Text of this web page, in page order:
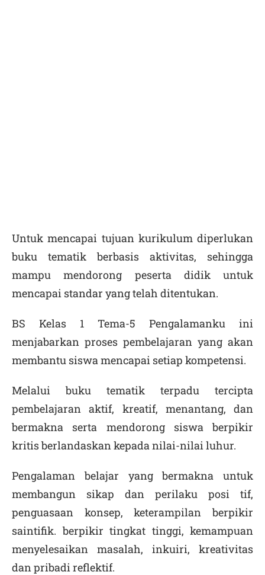
Untuk mencapai tujuan kurikulum diperlukan
buku tematik berbasis aktivitas, sehingga
mampu mendorong peserta didik untuk
mencapai standar yang telah ditentukan.
BS Kelas 1 Tema-5 Pengalamanku ini
menjabarkan proses pembelajaran yang akan
membantu siswa mencapai setiap kompetensi.
Melalui buku tematik terpadu tercipta
pembelajaran aktif, kreatif, menantang, dan
bermakna serta mendorong siswa berpikir
kritis berlandaskan kepada nilai-nilai luhur.
Pengalaman belajar yang bermakna untuk
membangun sikap dan perilaku posi tif,
penguasaan konsep, keterampilan berpikir
saintifik. berpikir tingkat tinggi, kemampuan
menyelesaikan masalah, inkuiri, kreativitas
dan pribadi reflektif.